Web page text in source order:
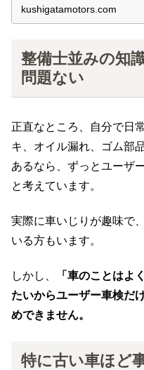
kushigatamotors.com
整備士並みの知
問題ない
正直なところ、自分で日
キ、オイル漏れ、ゴム部
あるなら、ずっとユーザ
と考えています。
実際に車いじりが趣味で
いる方もいます。
しかし、
「車のことはよ
たいからユーザー車検だ
めできません。
特に古い車ほど